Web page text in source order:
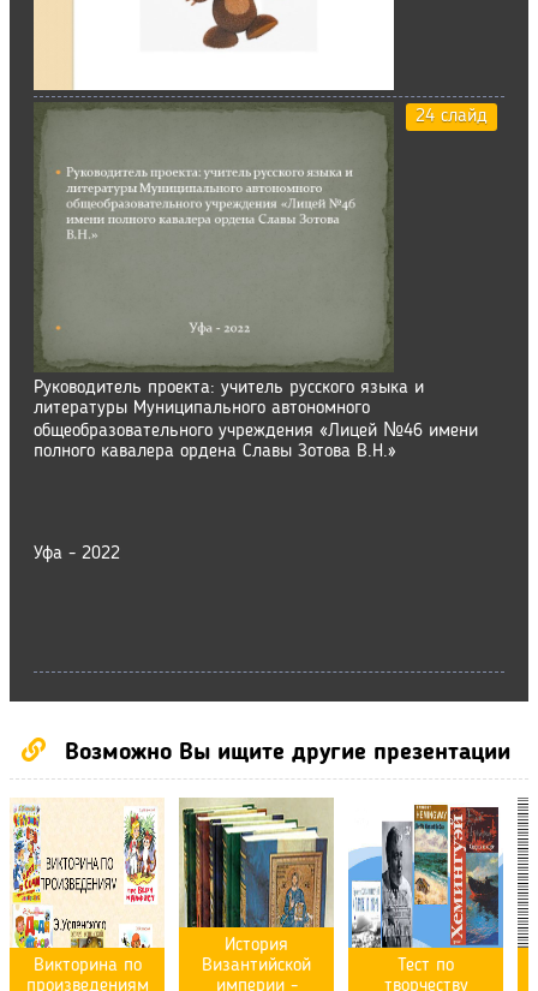
24 слайд
Руководитель проекта: учитель русского языка и
литературы Муниципального автономного
общеобразовательного учреждения «Лицей №46 имени
полного кавалера ордена Славы Зотова В.Н.»
Уфа - 2022
Возможно Вы ищите другие презентации
Викторина по
произведениям
История
Византийской
империи -
Тест по
творчеству